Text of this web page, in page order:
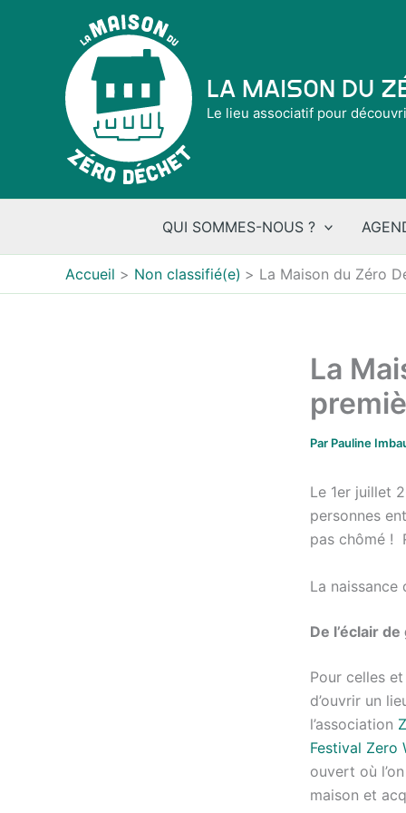
La Maison du
Le lieu associatif pour
QUI SOMMES-NOUS ?
Accueil Non classifié(e) La Maison du Zéro
La
Par Pauline
Le 1er juillet
personnes
pas chômé !
La
De l’éclair
Pour celles
d’ouvrir un
l’association
Festival Zero
ouvert où
maison et